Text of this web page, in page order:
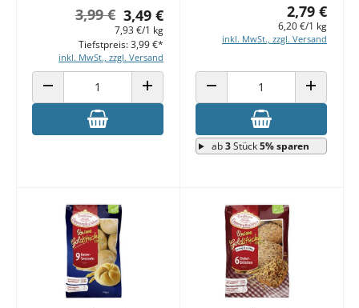
3,49 €
3,99 €
7,93 €/1 kg
inkl. MwSt., zzgl. Versand
Tiefstpreis: 3,99 €*
ANZAHL VERRINGERN ANZAHL ERHÖHEN
2,79 €
6,20 €/1 kg
inkl. MwSt., zzgl. Versand
ANZAHL VERRINGERN ANZAHL
ab3Stück5% sparen